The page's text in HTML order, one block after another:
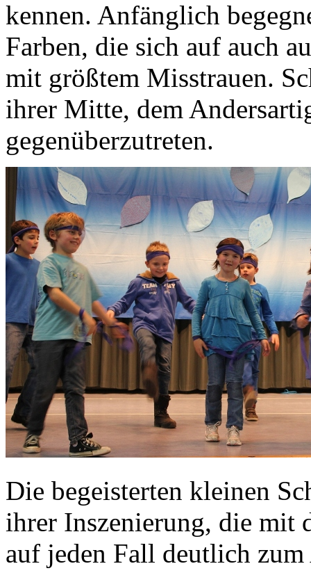
kennen. Anfänglich
Farben, die sich auf auch
mit größtem Misstrauen.
ihrer Mitte, dem
gegenüberzutreten.
Die begeisterten kleinen
ihrer Inszenierung, die mit
auf jeden Fall deutlich